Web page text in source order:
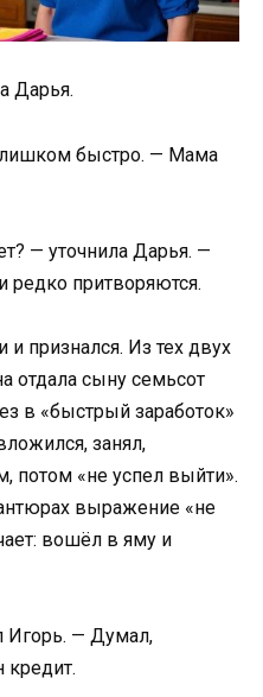
Дарья.
быстро. — Мама
— уточнила Дарья. —
притворяются.
признался. Из тех двух
отдала сыну семьсот
в «быстрый заработок»
занял,
потом «не успел выйти».
выражение «не
вошёл в яму и
Игорь. — Думал,